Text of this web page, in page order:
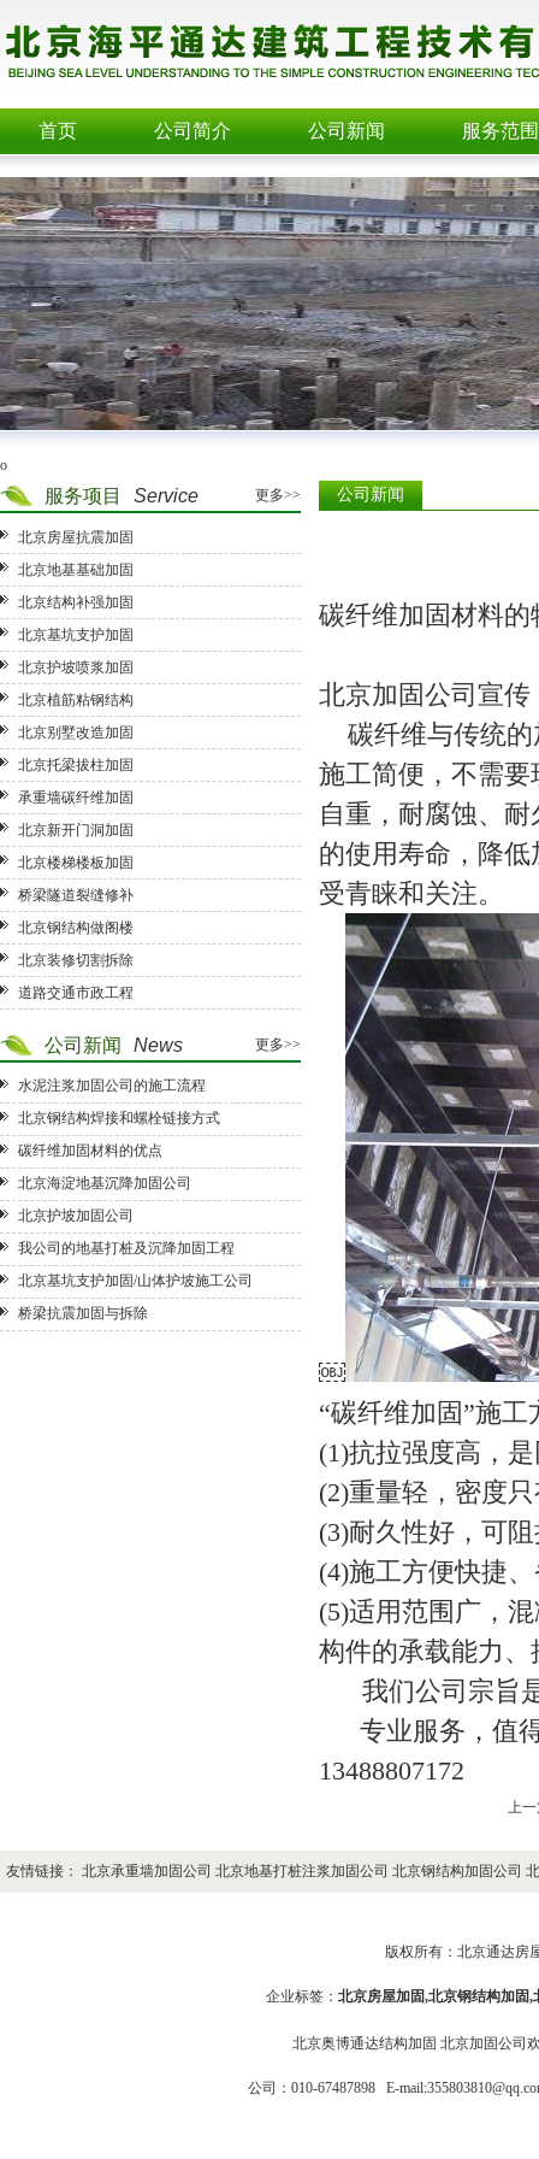
首页 公司简介 公司新闻 服务范围
o
服务项目 Service 更多>>
北京房屋抗震加固
北京地基基础加固
北京结构补强加固
北京基坑支护加固
北京护坡喷浆加固
北京植筋粘钢结构
北京别墅改造加固
北京托梁拔柱加固
承重墙碳纤维加固
北京新开门洞加固
北京楼梯楼板加固
桥梁隧道裂缝修补
北京钢结构做阁楼
北京装修切割拆除
道路交通市政工程
公司新闻 News 更多>>
水泥注浆加固公司的施工流程
北京钢结构焊接和螺栓链接方式
碳纤维加固材料的优点
北京海淀地基沉降加固公司
北京护坡加固公司
我公司的地基打桩及沉降加固工程
北京基坑支护加固/山体护坡施工公司
桥梁抗震加固与拆除
公司新闻
碳纤维加固材料的
北京加固公司 宣传
碳纤维与传统的
施工简便，不需
自重，耐腐蚀、
的使用寿命，降
受青睐和关注。
￼
“碳纤维加固”施工
(1)抗拉强度高，
(2)重量轻，密度
(3)耐久性好，可
(4)施工方便快捷
(5)适用范围广，
构件的承载能力
我们公司宗旨是
专业服务，值
13488807172
上
友情链接： 北京承重墙加固公司 北京地基打桩注浆加固公司 北京钢结构加固公司
版权所有： 北京通达房
企业标签： 北京房屋加固,北京钢结构加固,
北京奥博通达结构加固 北京加固公司
公司：010-67487898 E-